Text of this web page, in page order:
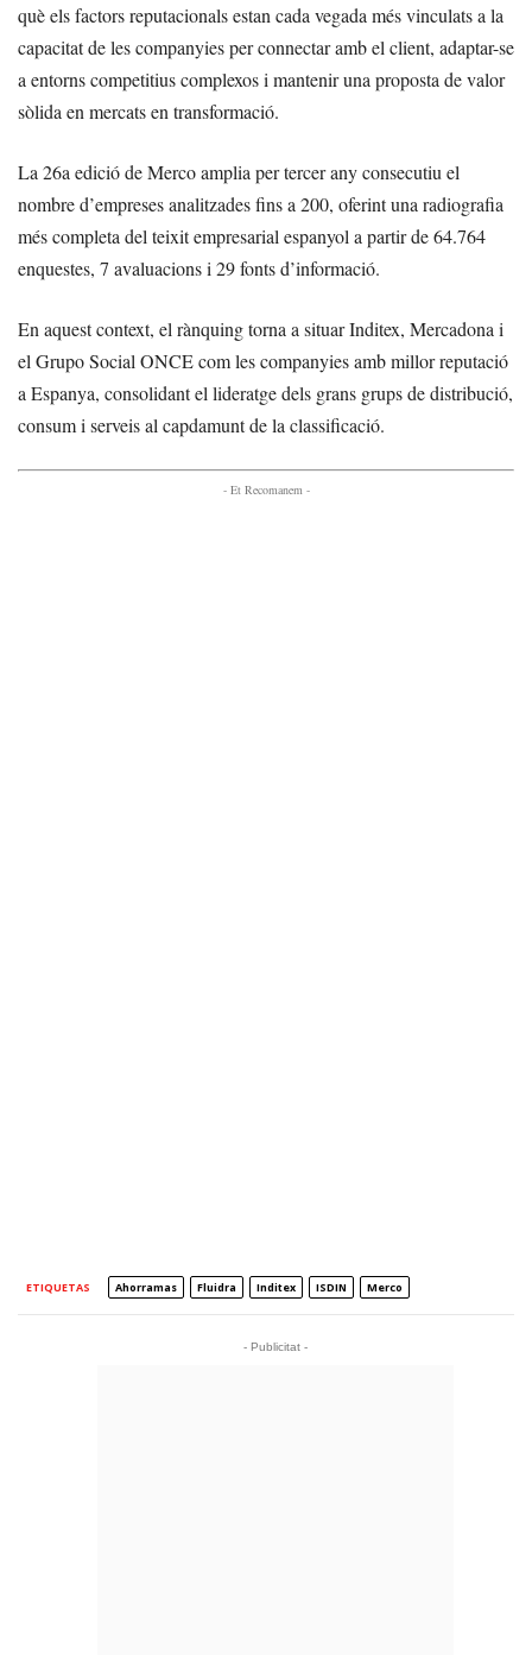
què els factors reputacionals estan cada vegada més vinculats a la
capacitat de les companyies per connectar amb el client, adaptar-se
a entorns competitius complexos i mantenir una proposta de valor
sòlida en mercats en transformació.
La 26a edició de Merco amplia per tercer any consecutiu el
nombre d’empreses analitzades fins a 200, oferint una radiografia
més completa del teixit empresarial espanyol a partir de 64.764
enquestes, 7 avaluacions i 29 fonts d’informació.
En aquest context, el rànquing torna a situar Inditex, Mercadona i
el Grupo Social ONCE com les companyies amb millor reputació
a Espanya, consolidant el lideratge dels grans grups de distribució,
consum i serveis al capdamunt de la classificació.
- Et Recomanem -
ETIQUETAS Ahorramas Fluidra Inditex ISDIN Merco
- Publicitat -